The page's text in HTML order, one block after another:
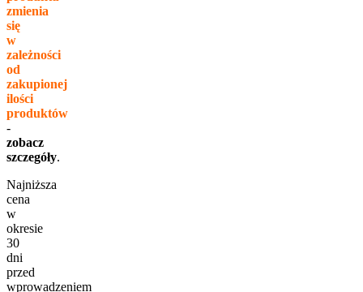
zmienia
się
w
zależności
od
zakupionej
ilości
produktów
-
zobacz
szczegóły.
Najniższa
cena
w
okresie
30
dni
przed
wprowadzeniem